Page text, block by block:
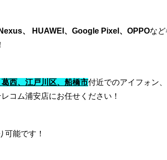
、 HUAWEI、Google Pixel、OPPOな
西、江戸川区、船橋市付近でのアイフォン
コム浦安店にお任せください！
可能です！